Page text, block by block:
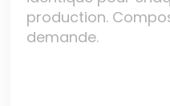
production.
demande.